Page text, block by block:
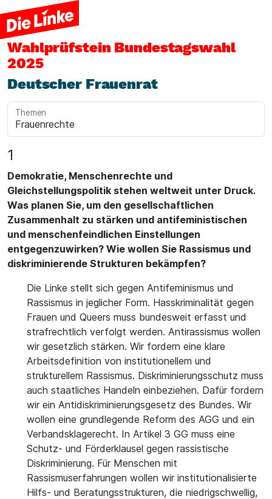
Wahlprüfstein Bundestagswahl
2025
Deutscher Frauenrat
Themen
1
Demokratie, Menschenrechte und
Gleichstellungspolitik stehen weltweit unter Druck.
Was planen Sie, um den gesellschaftlichen
Zusammenhalt zu stärken und antifeministischen
und menschenfeindlichen Einstellungen
entgegenzuwirken? Wie wollen Sie Rassismus und
diskriminierende Strukturen bekämpfen?
Die Linke stellt sich gegen Antifeminismus und
Rassismus in jeglicher Form. Hasskriminalität gegen
Frauen und Queers muss bundesweit erfasst und
strafrechtlich verfolgt werden. Antirassismus wollen
wir gesetzlich stärken. Wir fordern eine klare
Arbeitsdefinition von institutionellem und
strukturellem Rassismus. Diskriminierungsschutz muss
auch staatliches Handeln einbeziehen. Dafür fordern
wir ein Antidiskriminierungsgesetz des Bundes. Wir
wollen eine grundlegende Reform des AGG und ein
Verbandsklagerecht. In Artikel 3 GG muss eine
Schutz- und Förderklausel gegen rassistische
Diskriminierung. Für Menschen mit
Rassismuserfahrungen wollen wir institutionalisierte
Hilfs- und Beratungsstrukturen, die niedrigschwellig,